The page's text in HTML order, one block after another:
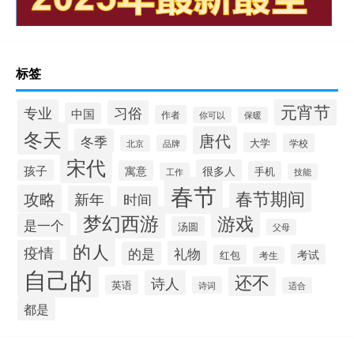
标签
专业 中国 习俗 作者 你可以 保暖 元宵节
冬天 冬季 北京 品牌 唐代 大学 学校
孩子 宋代 寓意 工作 很多人 手机 技能
攻略 新年 时间 春节 春节期间
是一个 梦幻西游 汤圆 游戏 父母
疫情 的人 的是 礼物 红包 考生 考试
自己的 英语 诗人 诗词 还不 适合
都是